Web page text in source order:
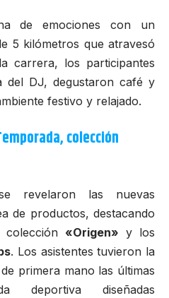
de emociones con un
5 kilómetros que atravesó
carrera, los participantes
del DJ, degustaron café y
festivo y relajado.
colección
revelaron las nuevas
de productos, destacando
«Origen» y los
. Los asistentes tuvieron la
primera mano las últimas
deportiva diseñadas